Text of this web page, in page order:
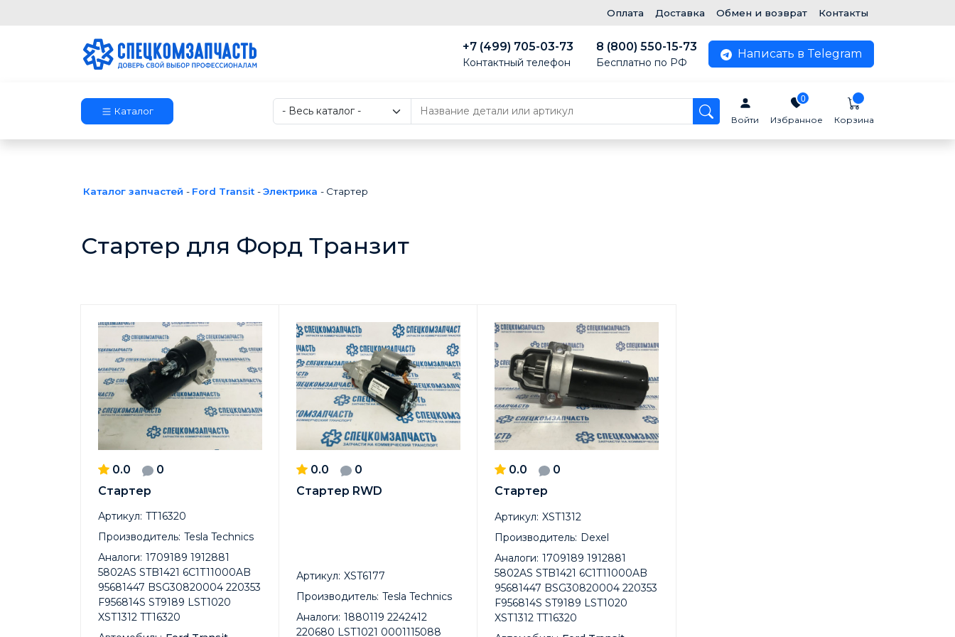
Оплата Доставка Обмен и возврат Контакты
+7 (499) 705-03-73
Контактный телефон
8 (800) 550-15-73
Бесплатно по РФ
Написать в Telegram
Каталог
Войти Избранное
0
Корзина
Каталог запчастей - Ford Transit -Электрика - Стартер
Стартер для Форд Транзит
0.0
0
Стартер
Артикул: TT16320
Производитель: Tesla Technics
Аналоги: 1709189 1912881
5802AS STB1421 6C1T11000AB
95681447 BSG30820004 220353
F956814S ST9189 LST1020
XST1312 TT16320
0.0
0
Стартер RWD
Артикул: XST6177
Производитель: Tesla Technics
Аналоги: 1880119 2242412
220680 LST1021 0001115088
0.0
0
Стартер
Артикул: XST1312
Производитель: Dexel
Аналоги: 1709189 1912881
5802AS STB1421 6C1T11000AB
95681447 BSG30820004 220353
F956814S ST9189 LST1020
XST1312 TT16320